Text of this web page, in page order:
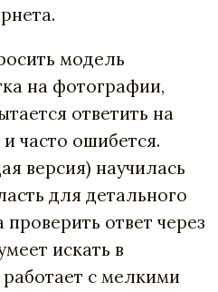
модель
на фотографии,
ответить на
часто ошибется.
версия) научилась
для детального
ответ через
искать в
с мелкими